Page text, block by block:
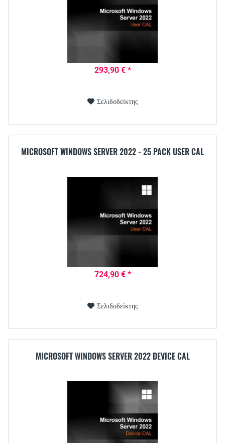
293,90 € *
Σελιδοδείκτης
MICROSOFT WINDOWS SERVER 2022 - 25 PACK USER CAL
724,90 € *
Σελιδοδείκτης
MICROSOFT WINDOWS SERVER 2022 DEVICE CAL